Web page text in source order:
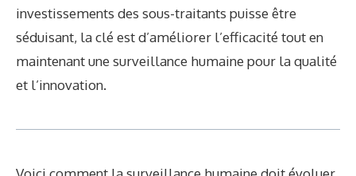
investissements des sous-traitants puisse être
séduisant, la clé est d’améliorer l’efficacité tout en
maintenant une surveillance humaine pour la qualité
et l’innovation.